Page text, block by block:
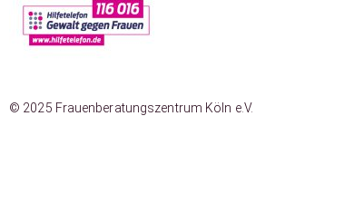
© 2025 Frauenberatungszentrum Köln e.V.